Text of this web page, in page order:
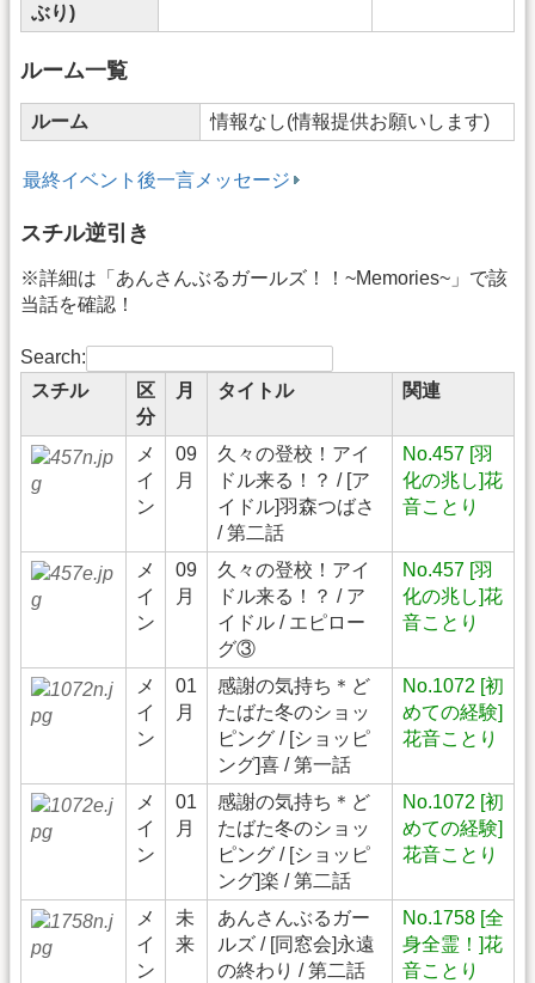
ぶり)
ルーム一覧
ルーム 情報なし(情報提供お願いします)
最終イベント後一言メッセージ
スチル逆引き
※詳細は「あんさんぶるガールズ！！~Memories~」で該
当話を確認！
Search:
スチル
区
分
月 タイトル 関連
メ
イ
ン
09
月
久々の登校！アイ
ドル来る！？ / [ア
イドル]羽森つばさ
/ 第二話
No.457 [羽
化の兆し]花
音ことり
メ
イ
ン
09
月
久々の登校！アイ
ドル来る！？ / ア
イドル / エピロー
グ③
No.457 [羽
化の兆し]花
音ことり
メ
イ
ン
01
月
感謝の気持ち＊ど
たばた冬のショッ
ピング / [ショッピ
ング]喜 / 第一話
No.1072 [初
めての経験]
花音ことり
メ
イ
ン
01
月
感謝の気持ち＊ど
たばた冬のショッ
ピング / [ショッピ
ング]楽 / 第二話
No.1072 [初
めての経験]
花音ことり
メ
イ
ン
未
来
あんさんぶるガー
ルズ / [同窓会]永遠
の終わり / 第二話
No.1758 [全
身全霊！]花
音ことり